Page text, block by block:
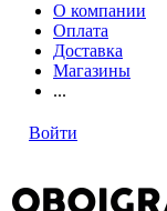
О компании
Оплата
Доставка
Магазины
...
Войти